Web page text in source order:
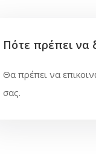
Πότε πρέπει να
Θα πρέπει να
σας.